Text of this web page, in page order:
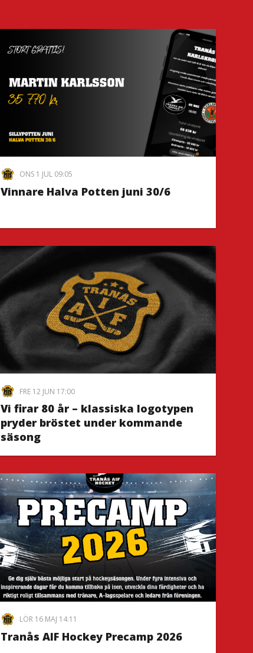
ONS 1 JUL 09:05
Vinnare Halva Potten juni 30/6
FRE 12 JUN 17:00
Vi firar 80 år – klassiska logotypen
pryder bröstet under kommande
säsong
LÖR 16 MAJ 14:11
Tranås AIF Hockey Precamp 2026